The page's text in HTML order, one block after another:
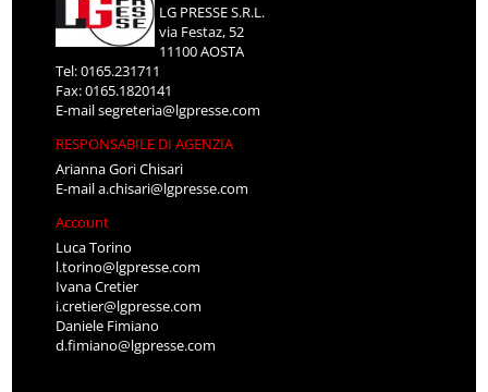
LG PRESSE S.R.L.
via Festaz, 52
11100 AOSTA
Tel: 0165.231711
Fax: 0165.1820141
E-mailsegreteria@lgpresse.com
RESPONSABILE DI AGENZIA
Arianna Gori Chisari
E-maila.chisari@lgpresse.com
Account
Luca Torino
l.torino@lgpresse.com
Ivana Cretier
i.cretier@lgpresse.com
Daniele Fimiano
d.fimiano@lgpresse.com